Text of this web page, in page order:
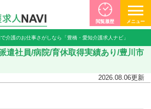
介護のお仕事さがしなら「豊橋・愛知介護求人ナビ」
閲覧履歴 メニュー
遣社員/病院/育休取得実績あり/豊川市
2026.08.06更新